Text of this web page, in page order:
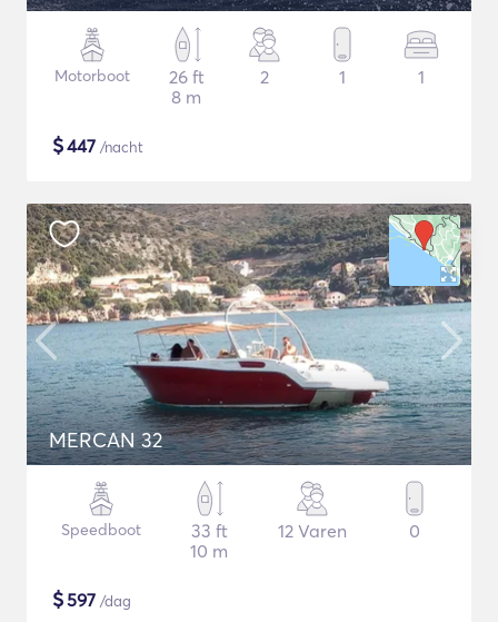
Motorboot
26 ft
8 m
2 1 1
$447 /nacht
MERCAN 32
Speedboot
33 ft
10 m
12 Varen 0
$597 /dag